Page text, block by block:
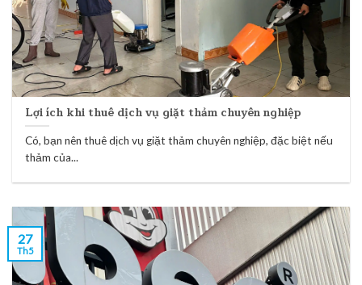
Lợi ích khi thuê dịch vụ giặt thảm chuyên nghiệp
Có, bạn nên thuê dịch vụ giặt thảm chuyên nghiệp, đặc biệt nếu
thảm của...
27
Th5